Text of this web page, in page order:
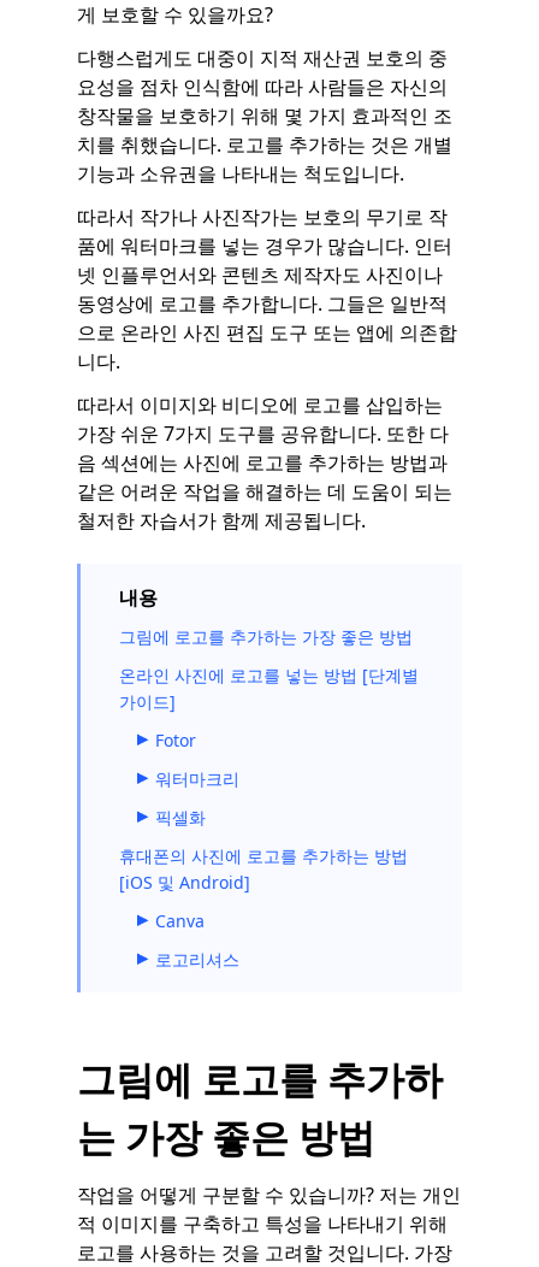
게 보호할 수 있을까요?
다행스럽게도 대중이 지적 재산권 보호의 중
요성을 점차 인식함에 따라 사람들은 자신의
창작물을 보호하기 위해 몇 가지 효과적인 조
치를 취했습니다. 로고를 추가하는 것은 개별
기능과 소유권을 나타내는 척도입니다.
따라서 작가나 사진작가는 보호의 무기로 작
품에 워터마크를 넣는 경우가 많습니다. 인터
넷 인플루언서와 콘텐츠 제작자도 사진이나
동영상에 로고를 추가합니다. 그들은 일반적
으로 온라인 사진 편집 도구 또는 앱에 의존합
니다.
따라서 이미지와 비디오에 로고를 삽입하는
가장 쉬운 7가지 도구를 공유합니다. 또한 다
음 섹션에는 사진에 로고를 추가하는 방법과
같은 어려운 작업을 해결하는 데 도움이 되는
철저한 자습서가 함께 제공됩니다.
내용
그림에 로고를 추가하는 가장 좋은 방법
온라인 사진에 로고를 넣는 방법 [단계별
가이드]
Fotor
워터마크리
픽셀화
휴대폰의 사진에 로고를 추가하는 방법
[iOS 및 Android]
Canva
로고리셔스
그림에 로고를 추가하
는 가장 좋은 방법
작업을 어떻게 구분할 수 있습니까? 저는 개인
적 이미지를 구축하고 특성을 나타내기 위해
로고를 사용하는 것을 고려할 것입니다. 가장